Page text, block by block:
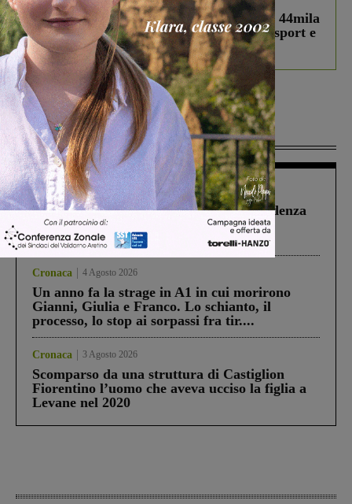
Estra Notizie agosto: Smart Cities, oltre 44mila
studenti coinvolti, torna il bando per lo sport e
debutta il podcast Estrair
Più lette
Figline Incisa Valdarno 1 Agosto 2026
Piscina di Figline finanziata oltre la scadenza
Pnrr, il gruppo di Fratelli d’Italia: “Un
ringraziamento al Governo”
Cronaca 4 Agosto 2026
Un anno fa la strage in A1 in cui morirono
Gianni, Giulia e Franco. Lo schianto, il
processo, lo stop ai sorpassi fra tir....
Cronaca 3 Agosto 2026
Scomparso da una struttura di Castiglion
Fiorentino l’uomo che aveva ucciso la figlia a
Levane nel 2020